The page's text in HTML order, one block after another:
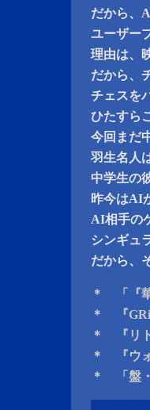
だから、
ユーザー
理由は、
だから、
チェスを
ひたすら
今回まだ
羽生名人
中学生の
昨今はAI
AI相手の
シンギュ
だから、
＊ 「『
＊ 『
＊ 『リ
＊ 『ウ
＊ 「盤